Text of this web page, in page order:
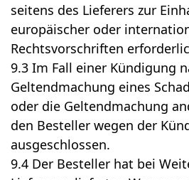
seitens des Lieferers zur
europäischer oder
Rechtsvorschriften
9.3 Im Fall einer Kündigung
Geltendmachung eines
oder die Geltendmachung
den Besteller wegen der
ausgeschlossen.
9.4 Der Besteller hat bei